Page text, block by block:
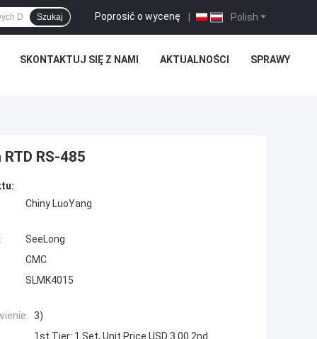
Polish
Poprosić o wycenę |
Szukaj
SKONTAKTUJ SIĘ Z NAMI AKTUALNOŚCI SPRAWY
RS-485
Chiny LuoYang
SeeLong
CMC
SLMK4015
3)
1st Tier: 1 Set, Unit Price USD 3.00 2nd